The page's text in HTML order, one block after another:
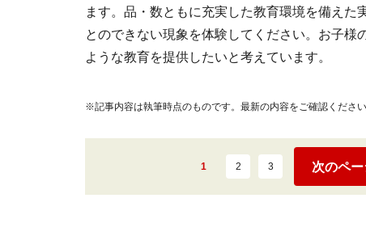
ます。品・数ともに充実した教育環境を備えた
とのできない現象を体験してください。お子様
ような教育を提供したいと考えています。
※記事内容は執筆時点のものです。最新の内容をご確認ください
1 2 3 次のペ